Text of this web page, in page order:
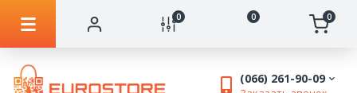
0 0 0
(066) 261-90-09